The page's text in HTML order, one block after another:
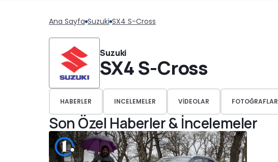
Ana Sayfa Suzuki SX4 S-Cross
Suzuki
SX4 S-Cross
HABERLER INCELEMELER VIDEOLAR FOTOĞRAFLAR
Son Özel Haberler & İncelemeler